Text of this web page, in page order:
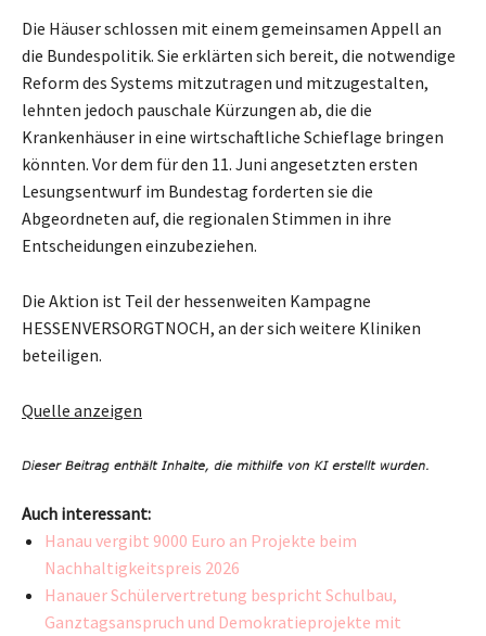
Die Häuser schlossen mit einem gemeinsamen Appell an
die Bundespolitik. Sie erklärten sich bereit, die notwendige
Reform des Systems mitzutragen und mitzugestalten,
lehnten jedoch pauschale Kürzungen ab, die die
Krankenhäuser in eine wirtschaftliche Schieflage bringen
könnten. Vor dem für den 11. Juni angesetzten ersten
Lesungsentwurf im Bundestag forderten sie die
Abgeordneten auf, die regionalen Stimmen in ihre
Entscheidungen einzubeziehen.
Die Aktion ist Teil der hessenweiten Kampagne
HESSENVERSORGTNOCH, an der sich weitere Kliniken
beteiligen.
Quelle anzeigen
Auch interessant:
Hanau vergibt 9000 Euro an Projekte beim
Nachhaltigkeitspreis 2026
Hanauer Schülervertretung bespricht Schulbau,
Ganztagsanspruch und Demokratieprojekte mit